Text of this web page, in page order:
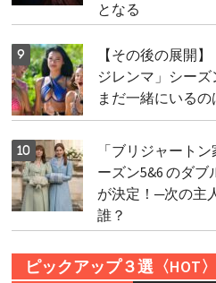
となる
【その後の展開】
ジレンマ」シーズ
まだ一緒にいるの
「ブリジャート
ーズン5&6 のダブ
が決定！─次の主
誰？
ピックアップ３選〈HOT〉